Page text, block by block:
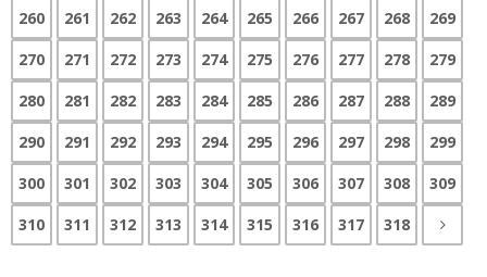
260 261 262 263 264 265 266 267 268
269
270
271 272 273 274 275 276 277 278
279
280
281 282 283 284 285 286 287 288
289
290
291 292 293 294 295 296 297 298
299
300
301 302 303 304 305 306 307 308
309
310
311 312 313 314 315 316 317 318